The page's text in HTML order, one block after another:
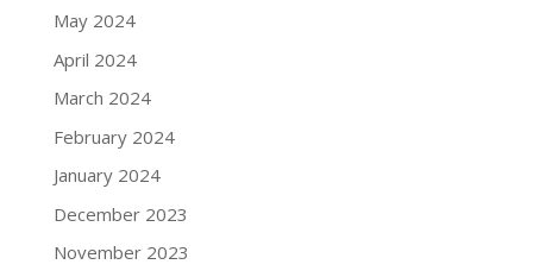
May 2024
April 2024
March 2024
February 2024
January 2024
December 2023
November 2023